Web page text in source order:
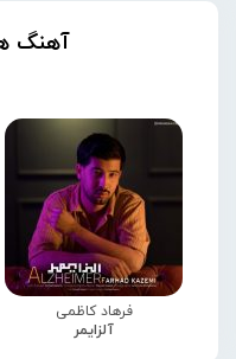
آهنگ
فرهاد کاظمی
آلزایمر